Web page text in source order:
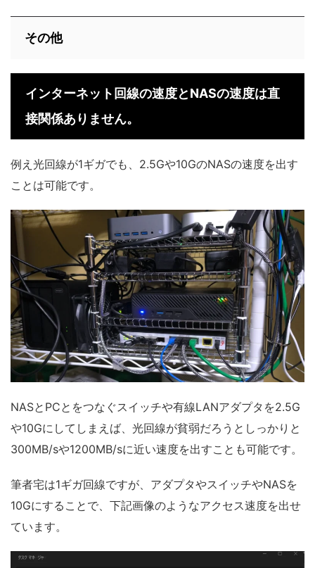
その他
インターネット回線の速度とNASの速度は直
接関係ありません。
例え光回線が1ギガでも、2.5Gや10GのNASの速度を出す
ことは可能です。
NASとPCとをつなぐスイッチや有線LANアダプタを2.5G
や10Gにしてしまえば、光回線が貧弱だろうとしっかりと
300MB/sや1200MB/sに近い速度を出すことも可能です。
筆者宅は1ギガ回線ですが、アダプタやスイッチやNASを
10Gにすることで、下記画像のようなアクセス速度を出せ
ています。